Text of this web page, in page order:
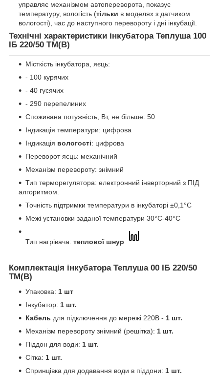
управляє механізмом автопереворота, показує
температуру, вологість (тільки в моделях з датчиком
вологості), час до наступного перевороту і дні інкубації.
Технічні характеристики інкубатора Теплуша 100
ІБ 220/50 ТМ(В)
Місткість інкубатора, яєць:
- 100 курячих
- 40 гусячих
- 290 перепелиних
Споживана потужність, Вт, не більше: 50
Індикація температури: цифрова
Індикація вологості: цифрова
Переворот яєць: механічний
Механізм перевороту: знімний
Тип терморегулятора: електронний інверторний з ПІД
алгоритмом.
Точність підтримки температури в інкубаторі ±0,1°C
Межі установки заданої температури 30°C-40°C
Тип нагрівача: теплової шнур
Комплектація інкубатора Теплуша 00 ІБ 220/50
ТМ(В)
Упаковка: 1 шт
Інкубатор: 1 шт.
Кабель для підключення до мережі 220В - 1 шт.
Механізм перевороту знімний (решітка): 1 шт.
Піддон для води: 1 шт.
Сітка: 1 шт.
Спринцівка для додавання води в піддони: 1 шт.